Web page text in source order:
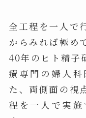
全工程を一人で
からみれば極め
40年のヒト精子
療専門の婦人
た、両側面の視
程を一人で実